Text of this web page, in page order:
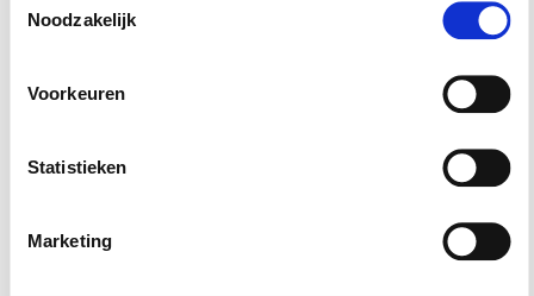
Noodzakelijk
Voorkeuren
Statistieken
Marketing
| Omgeving tot een maand na de cursus
relevante achtergrondinformatie rondom uw cursus. Zo
kunt u voor, tijdens en na de cursus continu leren over